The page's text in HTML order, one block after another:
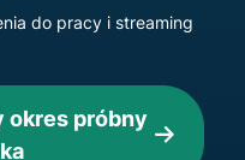
do pracy i streaming
okres próbny